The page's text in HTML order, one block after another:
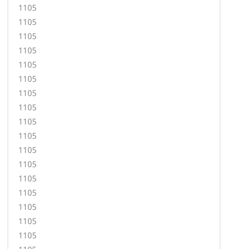
1105
1105
1105
1105
1105
1105
1105
1105
1105
1105
1105
1105
1105
1105
1105
1105
1105